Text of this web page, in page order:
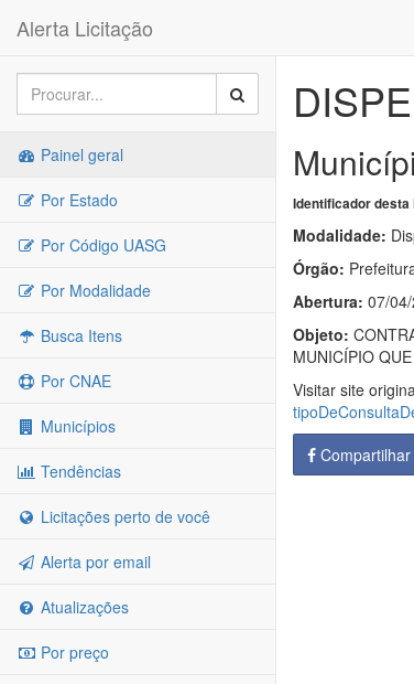
Alerta Licitação
Painel geral
Por Estado
Por Código UASG
Por Modalidade
Busca Itens
Por CNAE
Municípios
Tendências
Licitações perto de você
Alerta por email
Atualizações
Por preço
Identificador desta
Modalidade:
Órgão:
Abertura: 07/
Objeto:
MUNICÍPIO
Visitar site
Compartilhar